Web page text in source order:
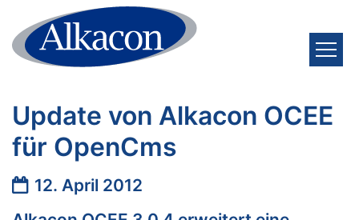
Zum Inhalt springen
Update von Alkacon OCEE
für OpenCms
Datum:
12. April 2012